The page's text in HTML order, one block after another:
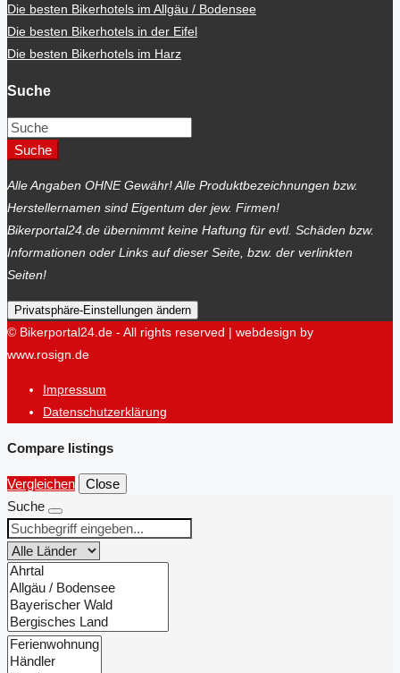
Die besten Bikerhotels im Allgäu / Bodensee
Die besten Bikerhotels in der Eifel
Die besten Bikerhotels im Harz
Suche
Suche
Alle Angaben OHNE Gewähr! Alle Produktbezeichnungen bzw.
Herstellernamen sind Eigentum der jew. Firmen!
Bikerportal24.de übernimmt keine Haftung für evtl. Schäden bzw.
Informationen oder Links auf dieser Seite, bzw. der verlinkten
Seiten!
Privatsphäre-Einstellungen ändern
© Bikerportal24.de - All rights reserved | webdesign by
www.rosign.de
Impressum
Datenschutzerklärung
Compare listings
Vergleichen
Close
Suche